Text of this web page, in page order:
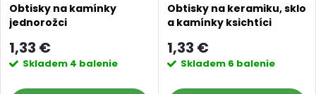
Obtisky na kamínky
jednorožci
1,33 €
Skladem 4 balenie
Obtisky na keramiku, sklo
a kamínky ksichtíci
1,33 €
Skladem 6 balenie